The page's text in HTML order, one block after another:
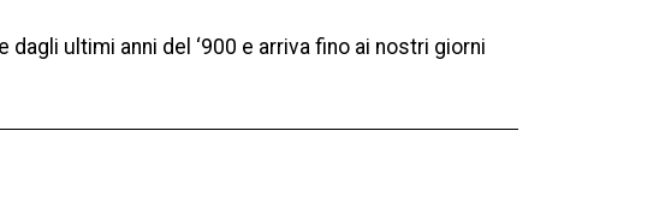
dagli ultimi anni del ‘900 e arriva fino ai nostri giorni